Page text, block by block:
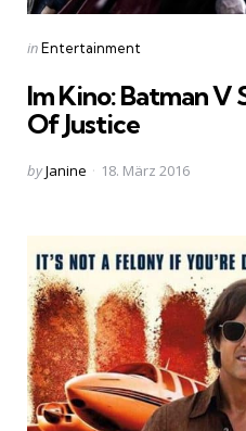
Categories
Posted
inEntertainment
Im Kino: Batman V
Of Justice
Posted
byJanine 18. März 2016